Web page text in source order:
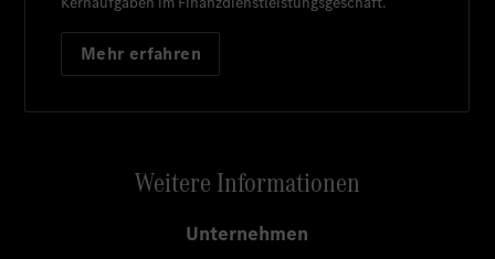
Mehr erfahren
Weitere Informationen
Unternehmen